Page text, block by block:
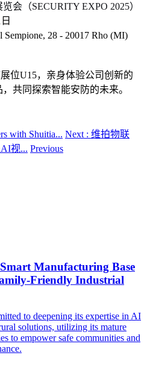
会（SECURITY EXPO 2025）
Sempione, 28 - 20017 Rho (MI)
位U15，亲身体验公司创新的
共同探索智能安防的未来。
with Shuitia... Next : 维拍物联
视... Previous
Manufacturing Base
Friendly Industrial
to deepening its expertise in AI
solutions, utilizing its mature
to empower safe communities and